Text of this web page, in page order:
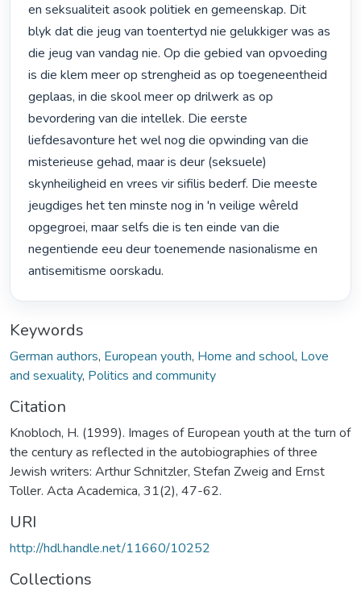
en seksualiteit asook politiek en gemeenskap. Dit
blyk dat die jeug van toentertyd nie gelukkiger was as
die jeug van vandag nie. Op die gebied van opvoeding
is die klem meer op strengheid as op toegeneentheid
geplaas, in die skool meer op drilwerk as op
bevordering van die intellek. Die eerste
liefdesavonture het wel nog die opwinding van die
misterieuse gehad, maar is deur (seksuele)
skynheiligheid en vrees vir sifilis bederf. Die meeste
jeugdiges het ten minste nog in 'n veilige wêreld
opgegroei, maar selfs die is ten einde van die
negentiende eeu deur toenemende nasionalisme en
antisemitisme oorskadu.
Keywords
German authors, European youth, Home and school, Love
and sexuality, Politics and community
Citation
Knobloch, H. (1999). Images of European youth at the turn of
the century as reflected in the autobiographies of three
Jewish writers: Arthur Schnitzler, Stefan Zweig and Ernst
Toller. Acta Academica, 31(2), 47-62.
URI
http://hdl.handle.net/11660/10252
Collections